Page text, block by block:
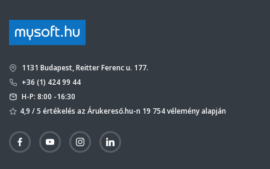
1131 Budapest, Reitter Ferenc u. 177.
+36 (1) 424 99 44
H-P: 8:00 -16:30
4,9 / 5 értékelés az Árukereső.hu-n 19 754 vélemény alapján